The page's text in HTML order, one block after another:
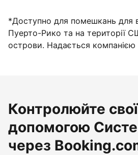
*Доступно для помешкань для
Пуерто-Рико та на території
острови. Надається компанією
Контролюйте
допомогою
через